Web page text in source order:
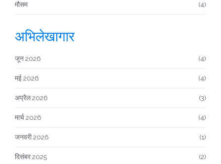
मौसम (4)
अभिलेखागार
जून 2026 (4)
मई 2026 (4)
अप्रैल 2026 (3)
मार्च 2026 (4)
जनवरी 2026 (1)
दिसंबर 2025 (2)